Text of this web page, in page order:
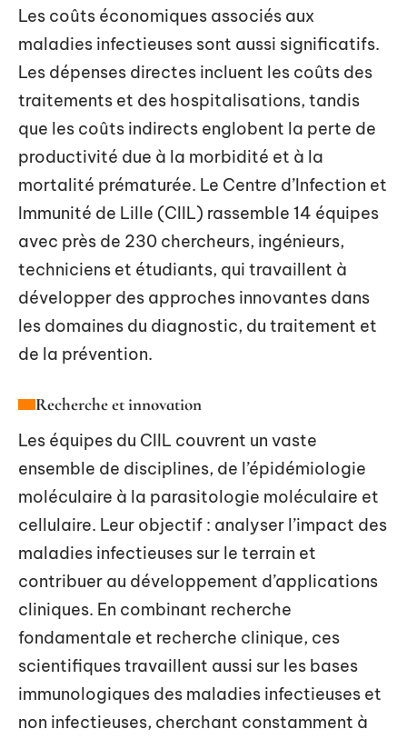
Les coûts économiques associés aux
maladies infectieuses sont aussi significatifs.
Les dépenses directes incluent les coûts des
traitements et des hospitalisations, tandis
que les coûts indirects englobent la perte de
productivité due à la morbidité et à la
mortalité prématurée. Le Centre d’Infection et
Immunité de Lille (CIIL) rassemble 14 équipes
avec près de 230 chercheurs, ingénieurs,
techniciens et étudiants, qui travaillent à
développer des approches innovantes dans
les domaines du diagnostic, du traitement et
de la prévention.
Recherche et innovation
Les équipes du CIIL couvrent un vaste
ensemble de disciplines, de l’épidémiologie
moléculaire à la parasitologie moléculaire et
cellulaire. Leur objectif : analyser l’impact des
maladies infectieuses sur le terrain et
contribuer au développement d’applications
cliniques. En combinant recherche
fondamentale et recherche clinique, ces
scientifiques travaillent aussi sur les bases
immunologiques des maladies infectieuses et
non infectieuses, cherchant constamment à